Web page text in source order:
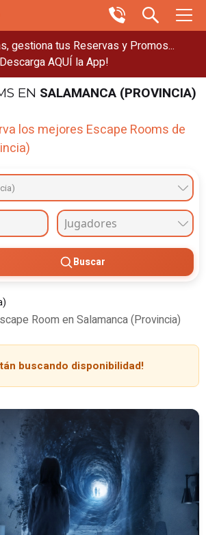
gestiona tus Reservas y Promos...
AQUÍ la App!
EN SALAMANCA (PROVINCIA)
los mejores Escape Rooms de
Buscar
Room en Salamanca (Provincia)
buscando disponibilidad!